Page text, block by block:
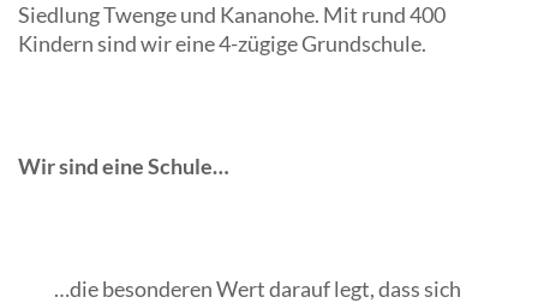
Siedlung Twenge und Kananohe. Mit rund 400
Kindern sind wir eine 4-zügige Grundschule.
Wir sind eine Schule…
…die besonderen Wert darauf legt, dass sich